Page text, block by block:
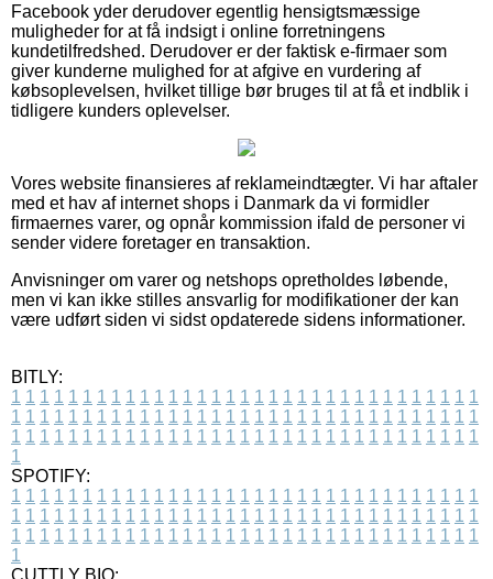
Facebook yder derudover egentlig hensigtsmæssige
muligheder for at få indsigt i online forretningens
kundetilfredshed. Derudover er der faktisk e-firmaer som
giver kunderne mulighed for at afgive en vurdering af
købsoplevelsen, hvilket tillige bør bruges til at få et indblik i
tidligere kunders oplevelser.
Vores website finansieres af reklameindtægter. Vi har aftaler
med et hav af internet shops i Danmark da vi formidler
firmaernes varer, og opnår kommission ifald de personer vi
sender videre foretager en transaktion.
Anvisninger om varer og netshops opretholdes løbende,
men vi kan ikke stilles ansvarlig for modifikationer der kan
være udført siden vi sidst opdaterede sidens informationer.
BITLY:
1 1 1 1 1 1 1 1 1 1 1 1 1 1 1 1 1 1 1 1 1 1 1 1 1 1 1 1 1 1 1 1 1
1 1 1 1 1 1 1 1 1 1 1 1 1 1 1 1 1 1 1 1 1 1 1 1 1 1 1 1 1 1 1 1 1
1 1 1 1 1 1 1 1 1 1 1 1 1 1 1 1 1 1 1 1 1 1 1 1 1 1 1 1 1 1 1 1 1
1
SPOTIFY:
1 1 1 1 1 1 1 1 1 1 1 1 1 1 1 1 1 1 1 1 1 1 1 1 1 1 1 1 1 1 1 1 1
1 1 1 1 1 1 1 1 1 1 1 1 1 1 1 1 1 1 1 1 1 1 1 1 1 1 1 1 1 1 1 1 1
1 1 1 1 1 1 1 1 1 1 1 1 1 1 1 1 1 1 1 1 1 1 1 1 1 1 1 1 1 1 1 1 1
1
CUTTLY BIO: